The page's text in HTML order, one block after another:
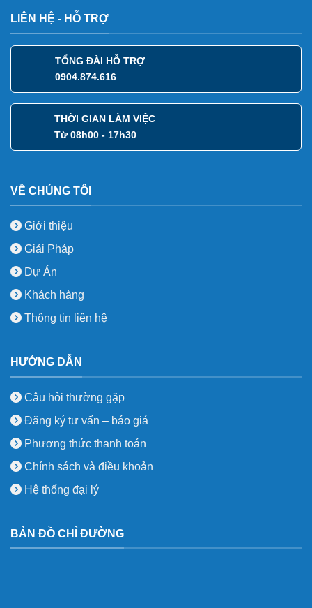
LIÊN HỆ - HỖ TRỢ
TỔNG ĐÀI HỖ TRỢ
0904.874.616
THỜI GIAN LÀM VIỆC
Từ 08h00 - 17h30
VỀ CHÚNG TÔI
Giới thiệu
Giải Pháp
Dự Án
Khách hàng
Thông tin liên hệ
HƯỚNG DẪN
Câu hỏi thường gặp
Đăng ký tư vấn – báo giá
Phương thức thanh toán
Chính sách và điều khoản
Hệ thống đại lý
BẢN ĐỒ CHỈ ĐƯỜNG